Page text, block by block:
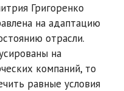
Григоренко
на адаптацию
отрасли.
на
компаний, то
равные условия